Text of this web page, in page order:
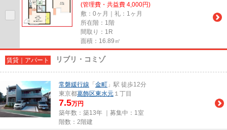
(管理費・共益費 4,000円)
敷：0ヶ月｜礼：1ヶ月
所在階：1階
間取り：1R
面積：16.89㎡
賃貸｜アパート リブリ・コミゾ
常磐緩行線 「 金町 」駅 徒歩12分
東京都葛飾区東水元 １丁目
7.5万円
築年数：築13年 ｜募集中： 1室
階数：2階建